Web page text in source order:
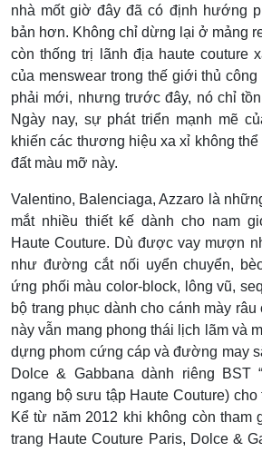
nhà mốt giờ đây đã có định hướng
bản hơn. Không chỉ dừng lại ở mảng
còn thống trị lãnh địa haute couture
của menswear trong thế giới thủ công
phải mới, nhưng trước đây, nó chỉ
Ngày nay, sự phát triển mạnh mẽ
khiến các thương hiệu xa xỉ không
đất màu mỡ này.
Valentino, Balenciaga, Azzaro là
mắt nhiều thiết kế dành cho nam
Haute Couture. Dù được vay mượn
như đường cắt nối uyển chuyển,
ứng phối màu color-block, lông vũ,
bộ trang phục dành cho cánh mày
này vẫn mang phong thái lịch lãm và
dựng phom cứng cáp và đường may
Dolce & Gabbana dành riêng BST
ngang bộ sưu tập Haute Couture)
Kể từ năm 2012 khi không còn tham
trang Haute Couture Paris, Dolce &